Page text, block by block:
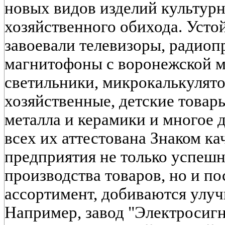
новых видов изделий
хозяйственного обихода.
завоевали телевизоры,
магнитофоны с воронежской
светильники,
хозяйственные, детские
металла и керамики и многое
всех их аттестована Знаком
предприятия не только
производства товаров, но и
ассортимент, добиваются
Например, завод